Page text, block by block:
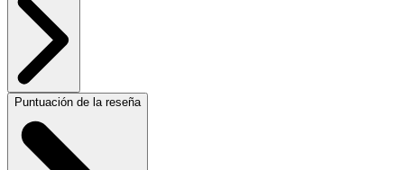
Puntuación de la reseña